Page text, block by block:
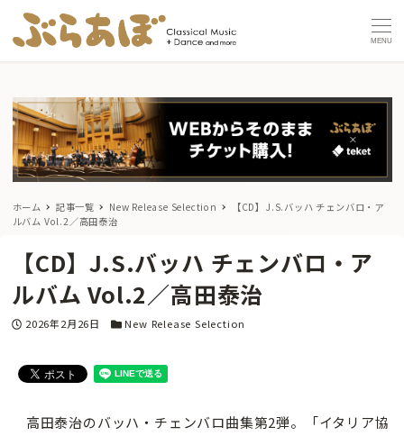
MENU
ホーム 記事一覧 New Release Selection
【CD】J.S.バッハ チェンバロ・ア
ルバム Vol.2／高田泰治
【CD】J.S.バッハ チェンバロ・ア
ルバム Vol.2／高田泰治
投稿日
2026年2月26日 カテゴリー
New Release Selection
高田泰治のバッハ・チェンバロ曲集第2弾。「イタリア協